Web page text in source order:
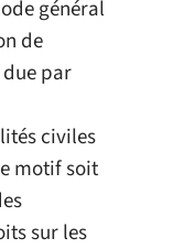
général
de
par
civiles
motif soit
sur les